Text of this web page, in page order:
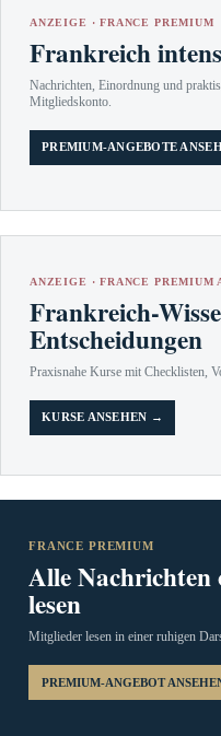
ANZEIGE · FRANCE PREMIUM
Frankreich
Nachrichten, Einordnung und
Mitgliedskonto.
PREMIUM-ANGEBOTE
ANZEIGE · FRANCE PREMIUM
Frankreich-
Entscheidungen
Praxisnahe Kurse mit Checklisten,
KURSE ANSEHEN →
FRANCE PREMIUM
Alle Nachrichten
lesen
Mitglieder lesen in einer ruhigen
PREMIUM-ANGEBOT